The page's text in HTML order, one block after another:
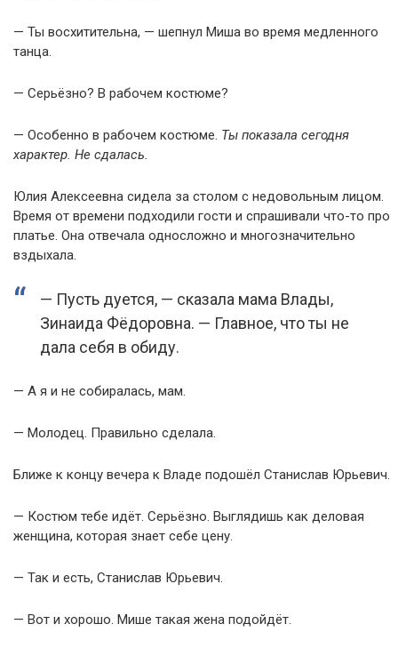
— Ты восхитительна, — шепнул Миша во время медленного
танца.
— Серьёзно? В рабочем костюме?
— Особенно в рабочем костюме. Ты показала сегодня
характер. Не сдалась.
Юлия Алексеевна сидела за столом с недовольным лицом.
Время от времени подходили гости и спрашивали что-то про
платье. Она отвечала односложно и многозначительно
вздыхала.
— Пусть дуется, — сказала мама Влады,
Зинаида Фёдоровна. — Главное, что ты не
дала себя в обиду.
— А я и не собиралась, мам.
— Молодец. Правильно сделала.
Ближе к концу вечера к Владе подошёл Станислав Юрьевич.
— Костюм тебе идёт. Серьёзно. Выглядишь как деловая
женщина, которая знает себе цену.
— Так и есть, Станислав Юрьевич.
— Вот и хорошо. Мише такая жена подойдёт.